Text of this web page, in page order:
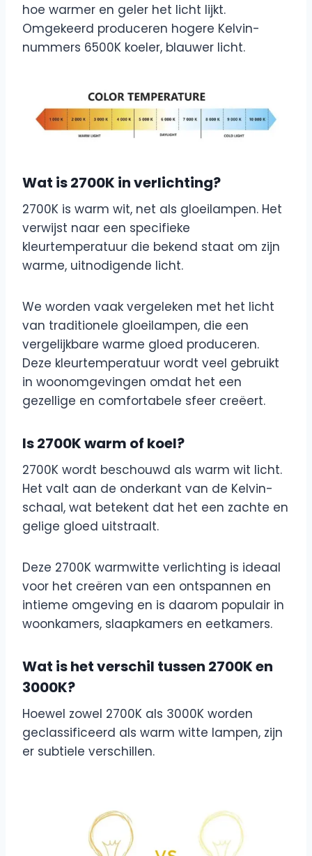
hoe warmer en geler het licht lijkt.
Omgekeerd produceren hogere Kelvin-
nummers 6500K koeler, blauwer licht.
Wat is 2700K in verlichting?
2700K is warm wit, net als gloeilampen. Het
verwijst naar een specifieke
kleurtemperatuur die bekend staat om zijn
warme, uitnodigende licht.
We worden vaak vergeleken met het licht
van traditionele gloeilampen, die een
vergelijkbare warme gloed produceren.
Deze kleurtemperatuur wordt veel gebruikt
in woonomgevingen omdat het een
gezellige en comfortabele sfeer creëert.
Is 2700K warm of koel?
2700K wordt beschouwd als warm wit licht.
Het valt aan de onderkant van de Kelvin-
schaal, wat betekent dat het een zachte en
gelige gloed uitstraalt.
Deze 2700K warmwitte verlichting is ideaal
voor het creëren van een ontspannen en
intieme omgeving en is daarom populair in
woonkamers, slaapkamers en eetkamers.
Wat is het verschil tussen 2700K en
3000K?
Hoewel zowel 2700K als 3000K worden
geclassificeerd als warm witte lampen, zijn
er subtiele verschillen.